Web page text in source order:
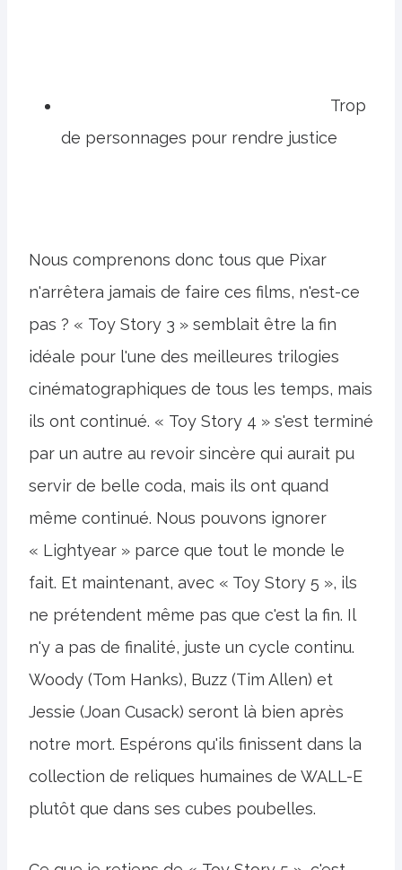
Trop
de personnages pour rendre justice
Nous comprenons donc tous que Pixar
n'arrêtera jamais de faire ces films, n'est-ce
pas ? « Toy Story 3 » semblait être la fin
idéale pour l'une des meilleures trilogies
cinématographiques de tous les temps, mais
ils ont continué. « Toy Story 4 » s'est terminé
par un autre au revoir sincère qui aurait pu
servir de belle coda, mais ils ont quand
même continué. Nous pouvons ignorer
« Lightyear » parce que tout le monde le
fait. Et maintenant, avec « Toy Story 5 », ils
ne prétendent même pas que c'est la fin. Il
n'y a pas de finalité, juste un cycle continu.
Woody (Tom Hanks), Buzz (Tim Allen) et
Jessie (Joan Cusack) seront là bien après
notre mort. Espérons qu'ils finissent dans la
collection de reliques humaines de WALL-E
plutôt que dans ses cubes poubelles.